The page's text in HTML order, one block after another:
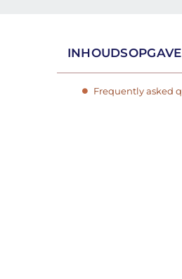
INHOUDSOPGAVE